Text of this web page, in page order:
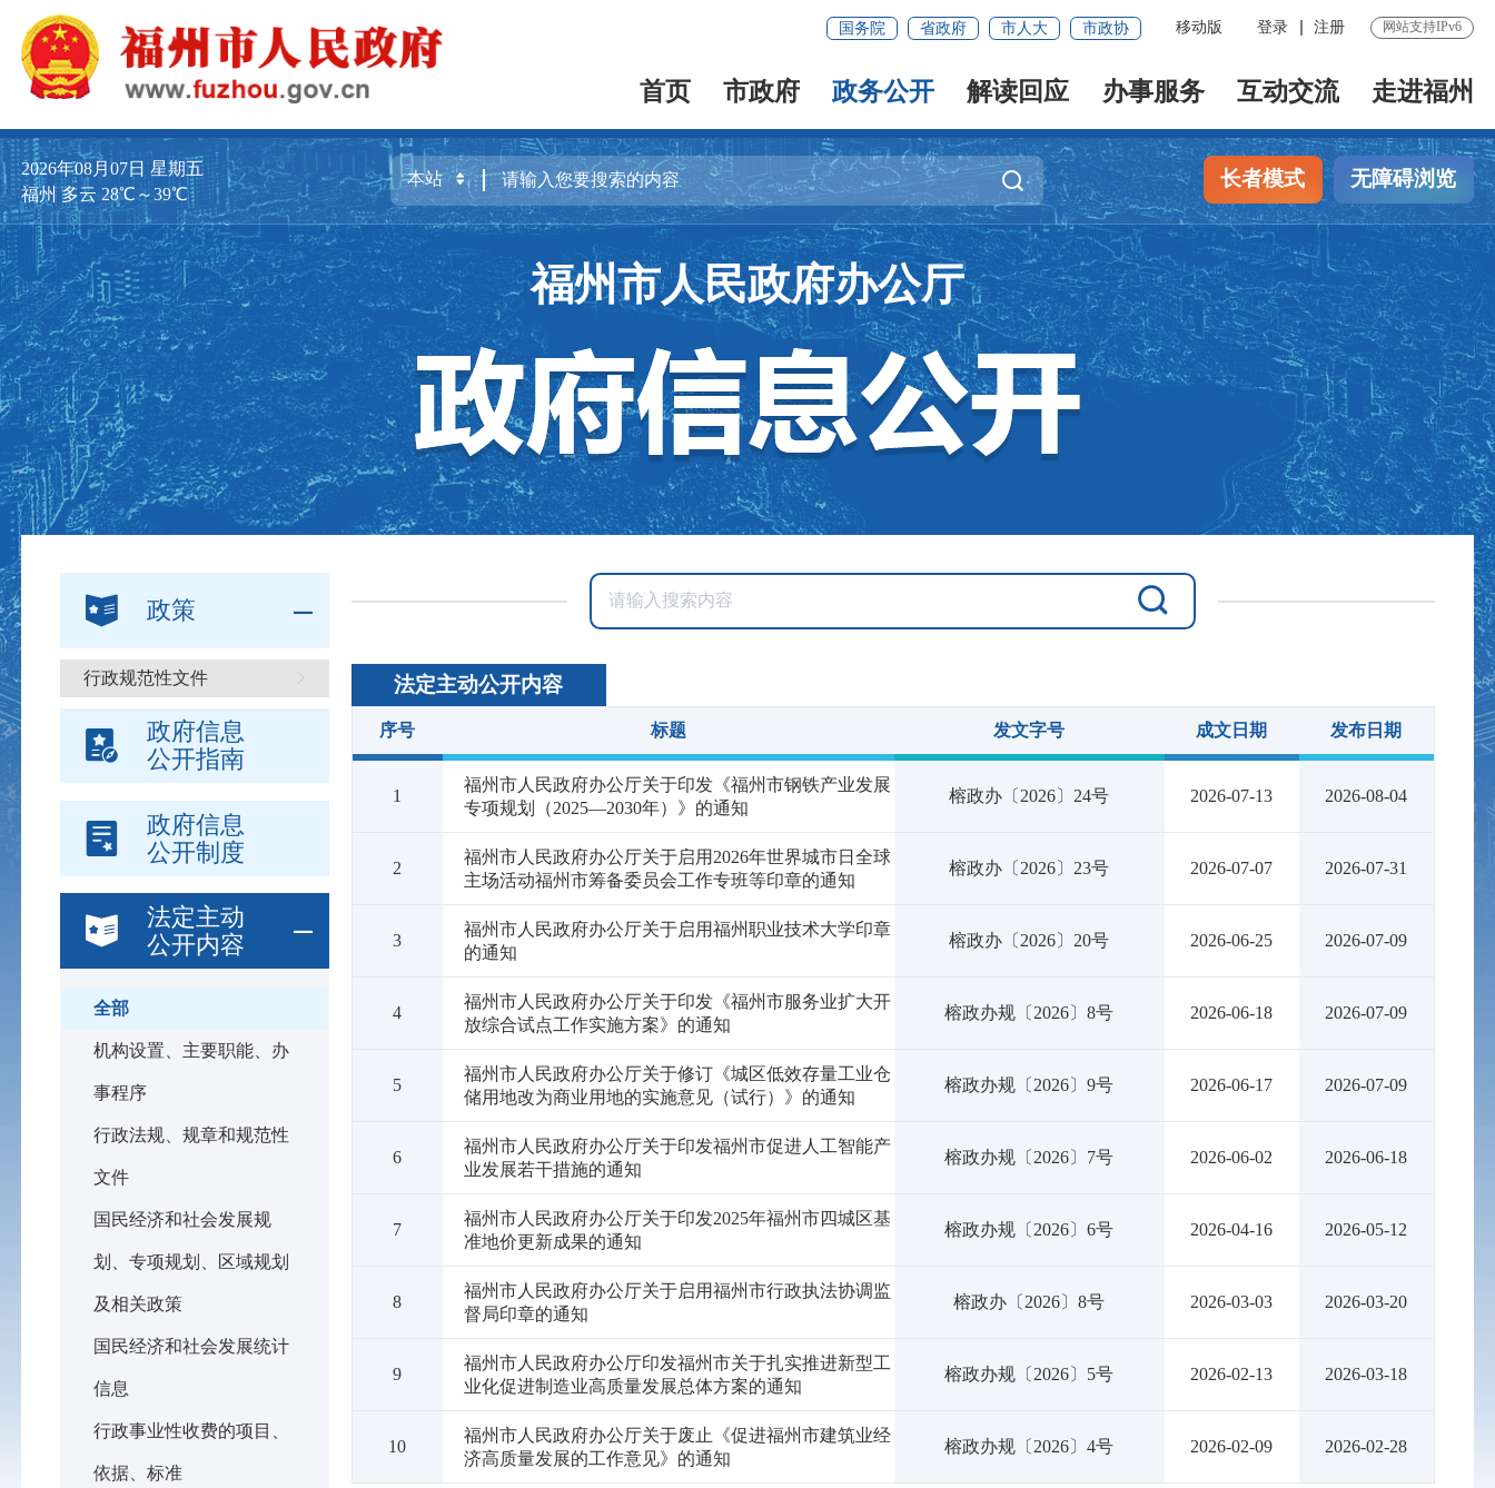
国务院 省政府 市人大 市政协 移动版 登录 注册 网站支持IPv6
首页 市政府 政务公开 解读回应 办事服务 互动交流 走进福州
2026年08月07日 星期五
福州 多云 28℃～39℃
长者模式 无障碍浏览
福州市人民政府办公厅
政策
行政规范性文件
政府信息
公开指南
政府信息
公开制度
法定主动
公开内容
全部
机构设置、主要职能、办
事程序
行政法规、规章和规范性
文件
国民经济和社会发展规
划、专项规划、区域规划
及相关政策
国民经济和社会发展统计
信息
行政事业性收费的项目、
依据、标准
法定主动公开内容
序号 标题 发文字号 成文日期 发布日期
1
福州市人民政府办公厅关于印发《福州市钢铁产业发展
专项规划（2025—2030年）》的通知
榕政办〔2026〕24号 2026-07-13 2026-08-04
2
福州市人民政府办公厅关于启用2026年世界城市日全球
主场活动福州市筹备委员会工作专班等印章的通知
榕政办〔2026〕23号 2026-07-07 2026-07-31
3
福州市人民政府办公厅关于启用福州职业技术大学印章
的通知
榕政办〔2026〕20号 2026-06-25 2026-07-09
4
福州市人民政府办公厅关于印发《福州市服务业扩大开
放综合试点工作实施方案》的通知
榕政办规〔2026〕8号 2026-06-18 2026-07-09
5
福州市人民政府办公厅关于修订《城区低效存量工业仓
储用地改为商业用地的实施意见（试行）》的通知
榕政办规〔2026〕9号 2026-06-17 2026-07-09
6
福州市人民政府办公厅关于印发福州市促进人工智能产
业发展若干措施的通知
榕政办规〔2026〕7号 2026-06-02 2026-06-18
7
福州市人民政府办公厅关于印发2025年福州市四城区基
准地价更新成果的通知
榕政办规〔2026〕6号 2026-04-16 2026-05-12
8
福州市人民政府办公厅关于启用福州市行政执法协调监
督局印章的通知
榕政办〔2026〕8号 2026-03-03 2026-03-20
9
福州市人民政府办公厅印发福州市关于扎实推进新型工
业化促进制造业高质量发展总体方案的通知
榕政办规〔2026〕5号 2026-02-13 2026-03-18
10
福州市人民政府办公厅关于废止《促进福州市建筑业经
济高质量发展的工作意见》的通知
榕政办规〔2026〕4号 2026-02-09 2026-02-28